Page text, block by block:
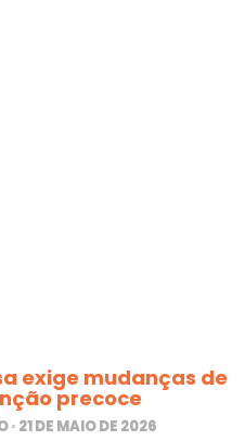
exige mudanças de
precoce
21 DE MAIO DE 2026